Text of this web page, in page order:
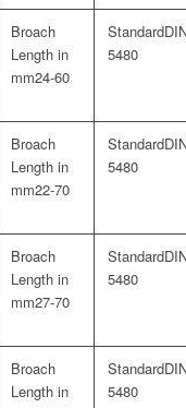
24-60
5480
22-70
5480
27-70
5480
5480